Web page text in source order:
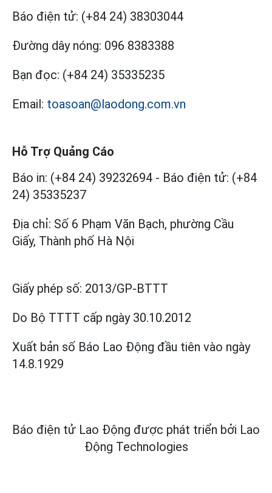
Báo điện tử: (+84 24) 38303044
Đường dây nóng: 096 8383388
Bạn đọc: (+84 24) 35335235
Email: toasoan@laodong.com.vn
Hỗ Trợ Quảng Cáo
Báo in: (+84 24) 39232694 - Báo điện tử: (+84
24) 35335237
Địa chỉ: Số 6 Phạm Văn Bạch, phường Cầu
Giấy, Thành phố Hà Nội
Giấy phép số: 2013/GP-BTTT
Do Bộ TTTT cấp ngày 30.10.2012
Xuất bản số Báo Lao Động đầu tiên vào ngày
14.8.1929
Báo điện tử Lao Động được phát triển bởi Lao
Động Technologies